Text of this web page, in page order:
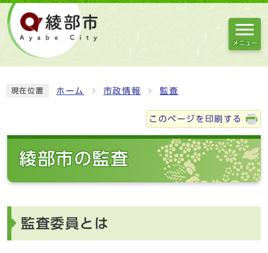
メニュー
現在位置 ホーム 市政情報 監査
このページを印刷する
綾部市の監査
監査委員とは